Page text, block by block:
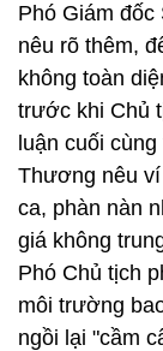
Phó Giám
nêu rõ thêm,
không toàn
trước khi Chủ
luận cuối
Thương nêu
ca, phàn nàn
giá không
Phó Chủ tịch
môi trường
ngồi lại "cầm